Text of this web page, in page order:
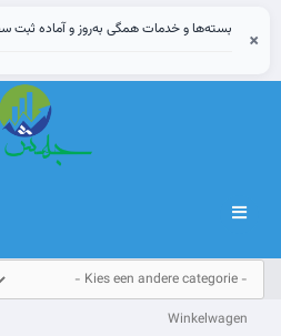
بسته‌ها و خدمات همگی به‌روز و آماده ثبت ×
Navigatie
Winkelwagen